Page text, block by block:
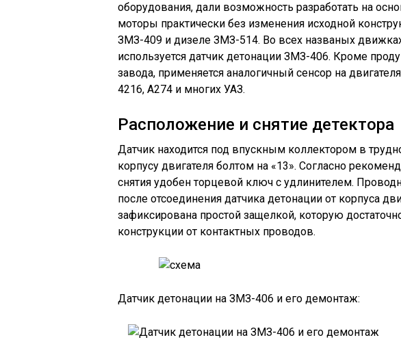
оборудования, дали возможность разработать на
моторы практически без изменения исходной
ЗМЗ-409 и дизеле ЗМЗ-514. Во всех названых
используется датчик детонации ЗМЗ-406. Кроме
завода, применяется аналогичный сенсор на
4216, A274 и многих УАЗ.
Расположение и снятие детектора
Датчик находится под впускным коллектором в
корпусу двигателя болтом на «13». Согласно
снятия удобен торцевой ключ с удлинителем.
после отсоединения датчика детонации от корпуса
зафиксирована простой защелкой, которую
конструкции от контактных проводов.
Датчик детонации на ЗМЗ-406 и его демонтаж: